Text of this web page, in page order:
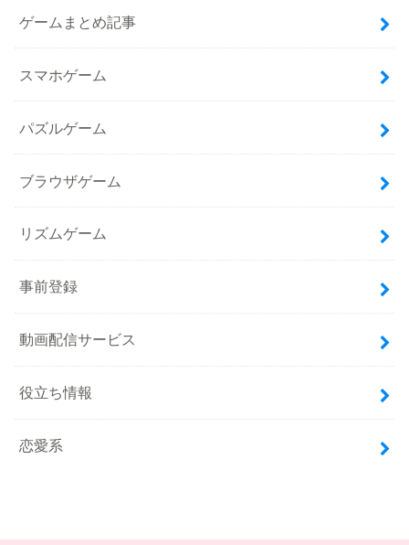
ゲームまとめ記事
スマホゲーム
パズルゲーム
ブラウザゲーム
リズムゲーム
事前登録
動画配信サービス
役立ち情報
恋愛系